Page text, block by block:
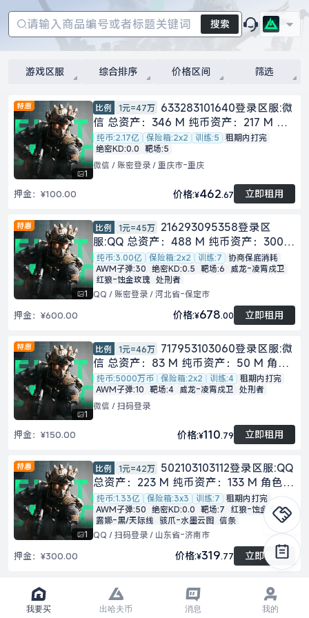
搜索
游戏区服 综合排序 价格区间 筛选
1
比例 1元=47万
633283101640登录区服:微
信 总资产：346 M 纯币资产：217 M 账
密：账密登录 段位：黑鹰 安全箱：2x2
靶场等级：5级 账号等级：60 训练中
心：5级
纯币:2.17亿 保险箱:2x2 训练:5
租期内打完
绝密KD:0.0 靶场:5
微信 / 账密登录 / 重庆市-重庆
押金： ¥100.00 价格:¥462.67 立即租用
1
比例 1元=45万
216293095358登录区
服:QQ 总资产：488 M 纯币资产：300
M 角色：凌霄戍卫 蚀金玫瑰 账密：账密
登录 段位：黑鹰 安全箱：2x2 靶场等
级：6级 账号等级：30 训练中心：7级 刀
皮：处刑者
纯币:3.00亿 保险箱:2x2 训练:7
协商保底消耗
AWM子弹:30 绝密KD:0.5 靶场:6
威龙-凌霄戍卫
红狼-蚀金玫瑰 处刑者
QQ / 账密登录 / 河北省-保定市
押金： ¥600.00 价格:¥678.00 立即租用
1
比例 1元=46万
717953103060登录区服:微
信 总资产：83 M 纯币资产：50 M 角
色：凌霄戍卫 账密：扫码登录 段位：铂
金 安全箱：2x2 靶场等级：4级 账号等
级：60 训练中心：4级 刀皮：处刑者
纯币:5000万币 保险箱:2x2 训练:4
租期内打完
AWM子弹:10 靶场:4 威龙-凌霄戍卫 处刑者
微信 / 扫码登录
押金： ¥150.00 价格:¥110.79 立即租用
1
比例 1元=42万
502103103112登录区服:QQ
总资产：223 M 纯币资产：133 M 角色：
壮志凌云 夜鹰 蚀金玫瑰 电锯惊魂 黑/天
际线 水墨云图 账密：扫码登录 段位：铂
金 安全箱：3x3 靶场等级：7级 账号等
级：60 训练中心：7级 刀皮：信条
纯币:1.33亿 保险箱:3x3 训练:7
租期内打完
AWM子弹:50 绝密KD:0.0 靶场:7
红狼-蚀金玫瑰
露娜-黑/天际线 骇爪-水墨云图
信条
QQ / 扫码登录 / 山东省-济南市
押金： ¥300.00 价格:¥319.77 立即租用
1元=46万
884063101599登录区
服:QQ 总资产：85 M 纯币资产：61 M 角
我要买 出哈夫币 消息 我的